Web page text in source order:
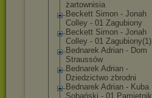
żartownisia
Beckett Simon - Jonah
Colley - 01 Zagubiony
Beckett Simon - Jonah
Colley - 01 Zagubiony(1)
Bednarek Adrian - Dom
Straussów
Bednarek Adrian -
Dziedzictwo zbrodni
Bednarek Adrian - Kuba
Sobański - 01 Pamiętnik